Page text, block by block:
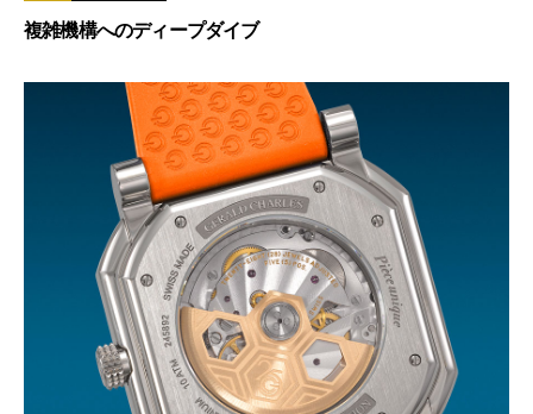
複雑機構へのディープダイブ